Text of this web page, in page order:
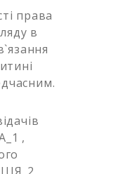
права
в
,